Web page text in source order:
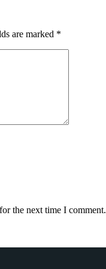
are marked *
the next time I comment.